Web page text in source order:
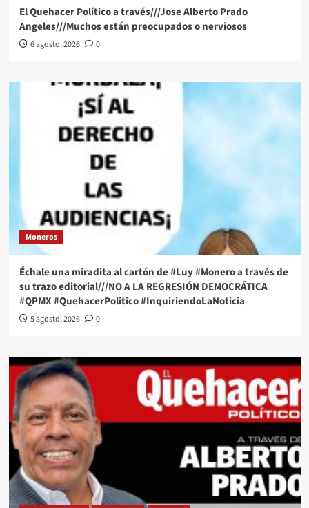
El Quehacer Político a través///Jose Alberto Prado
Angeles///Muchos están preocupados o nerviosos
6 agosto, 2026 0
Moneros
Échale una miradita al cartón de #Luy #Monero a través de
su trazo editorial///NO A LA REGRESIÓN DEMOCRÁTICA
#QPMX #QuehacerPolitico #InquiriendoLaNoticia
5 agosto, 2026 0